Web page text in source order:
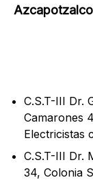
Azcapotzalco
C.S.T-III Dr.
Camarones
Electricistas
C.S.T-III Dr.
34, Colonia